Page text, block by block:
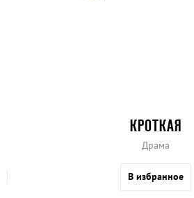
КРОТКАЯ
Драма
В избранное